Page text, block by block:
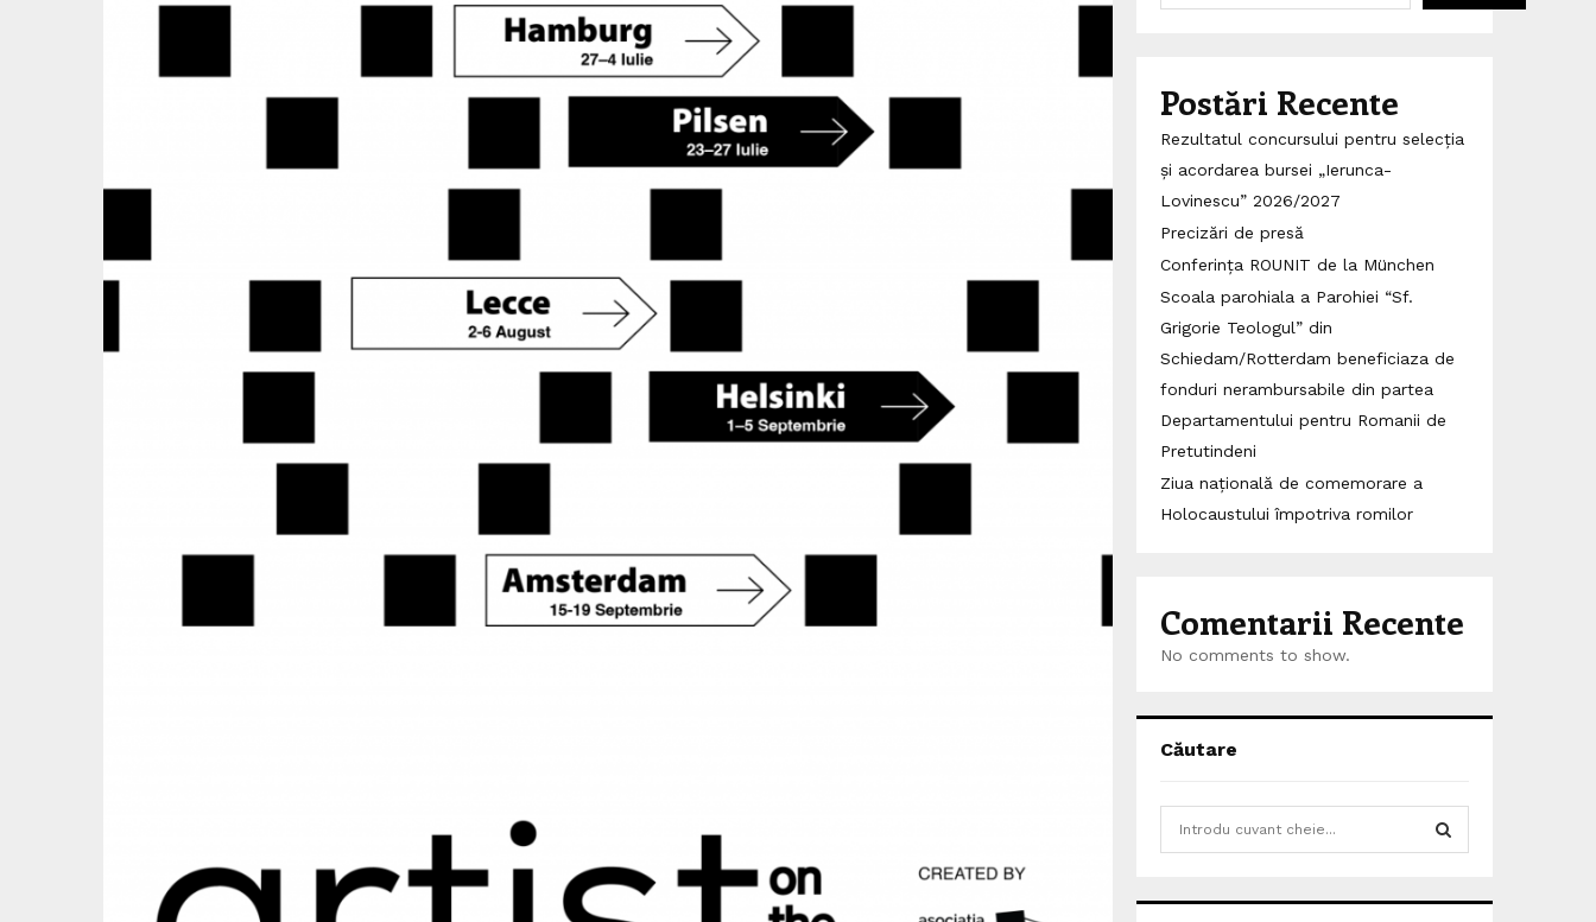
Postări Recente
Rezultatul concursului pentru selecția
și acordarea bursei „Ierunca-
Lovinescu” 2026/2027
Precizări de presă
Conferința ROUNIT de la München
Scoala parohiala a Parohiei “Sf.
Grigorie Teologul” din
Schiedam/Rotterdam beneficiaza de
fonduri nerambursabile din partea
Departamentului pentru Romanii de
Pretutindeni
Ziua națională de comemorare a
Holocaustului împotriva romilor
Comentarii Recente
No comments to show.
Căutare